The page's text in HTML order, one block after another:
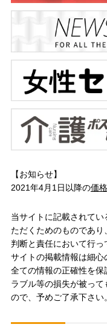
【お知らせ】
2021年4月1日以降の価
当サイトに記載されて
ただくためのものであ
判断と責任において行
サイトの掲載情報は細
全ての情報の正確性を保
ラブル等の損失が被っ
ので、予めご了承下さい。